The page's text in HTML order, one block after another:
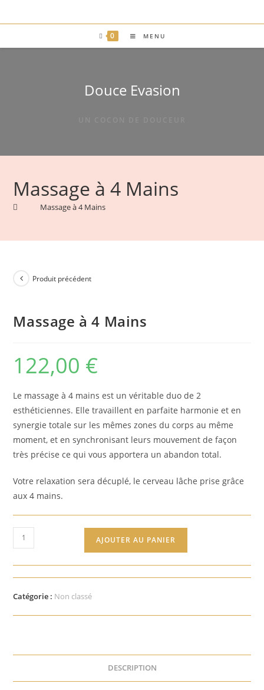
to
0 MENU
Douce Evasion
Massage à 4 Mains
Massage à 4 Mains
Produit précédent
Massage à 4 Mains
122,00 €
Le massage à 4 mains est un véritable duo de 2
esthéticiennes. Elle travaillent en parfaite harmonie et en
synergie totale sur les mêmes zones du corps au même
moment, et en synchronisant leurs mouvement de façon
très précise ce qui vous apportera un abandon total.
Votre relaxation sera décuplé, le cerveau lâche prise grâce
aux 4 mains.
quantité
de
Massage
à
4
AJOUTER AU PANIER
Catégorie : Non classé
DESCRIPTION